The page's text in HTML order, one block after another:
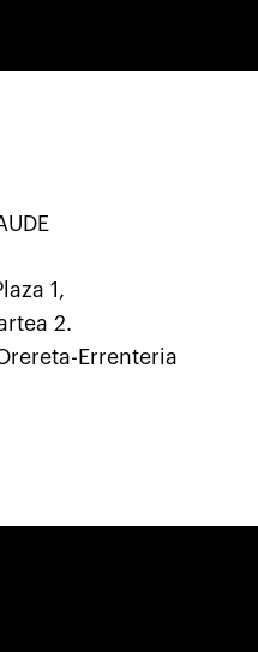
KOOP ·
1,
2.
Errenteria